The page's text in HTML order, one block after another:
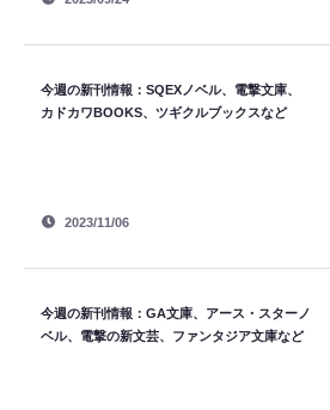
今週の新刊情報：SQEXノベル、電撃文庫、
カドカワBOOKS、ツギクルブックスなど
2023/11/06
今週の新刊情報：GA文庫、アース・スターノ
ベル、電撃の新文芸、ファンタジア文庫など